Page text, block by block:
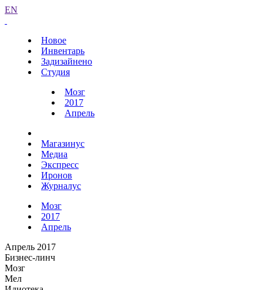
EN
Новое
Инвентарь
Задизайнено
Студия
Мозг
2017
Апрель
Магазинус
Медиа
Экспресс
Иронов
Журналус
Мозг
2017
Апрель
Апрель 2017
Бизнес-линч
Мозг
Мел